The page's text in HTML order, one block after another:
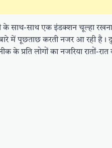
के साथ-साथ एक इंडक्शन चूल्हा
में पूछताछ करती नजर आ रही है।
प्रति लोगों का नजरिया रातों-